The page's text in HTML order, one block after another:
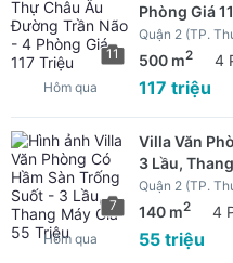
11
Phòng Giá
Quận 2 (TP.
500 m2 4
117 triệu
Hôm qua
7
Villa Văn
3 Lầu,
Quận 2 (TP.
140 m2 4
55 triệu
Hôm qua